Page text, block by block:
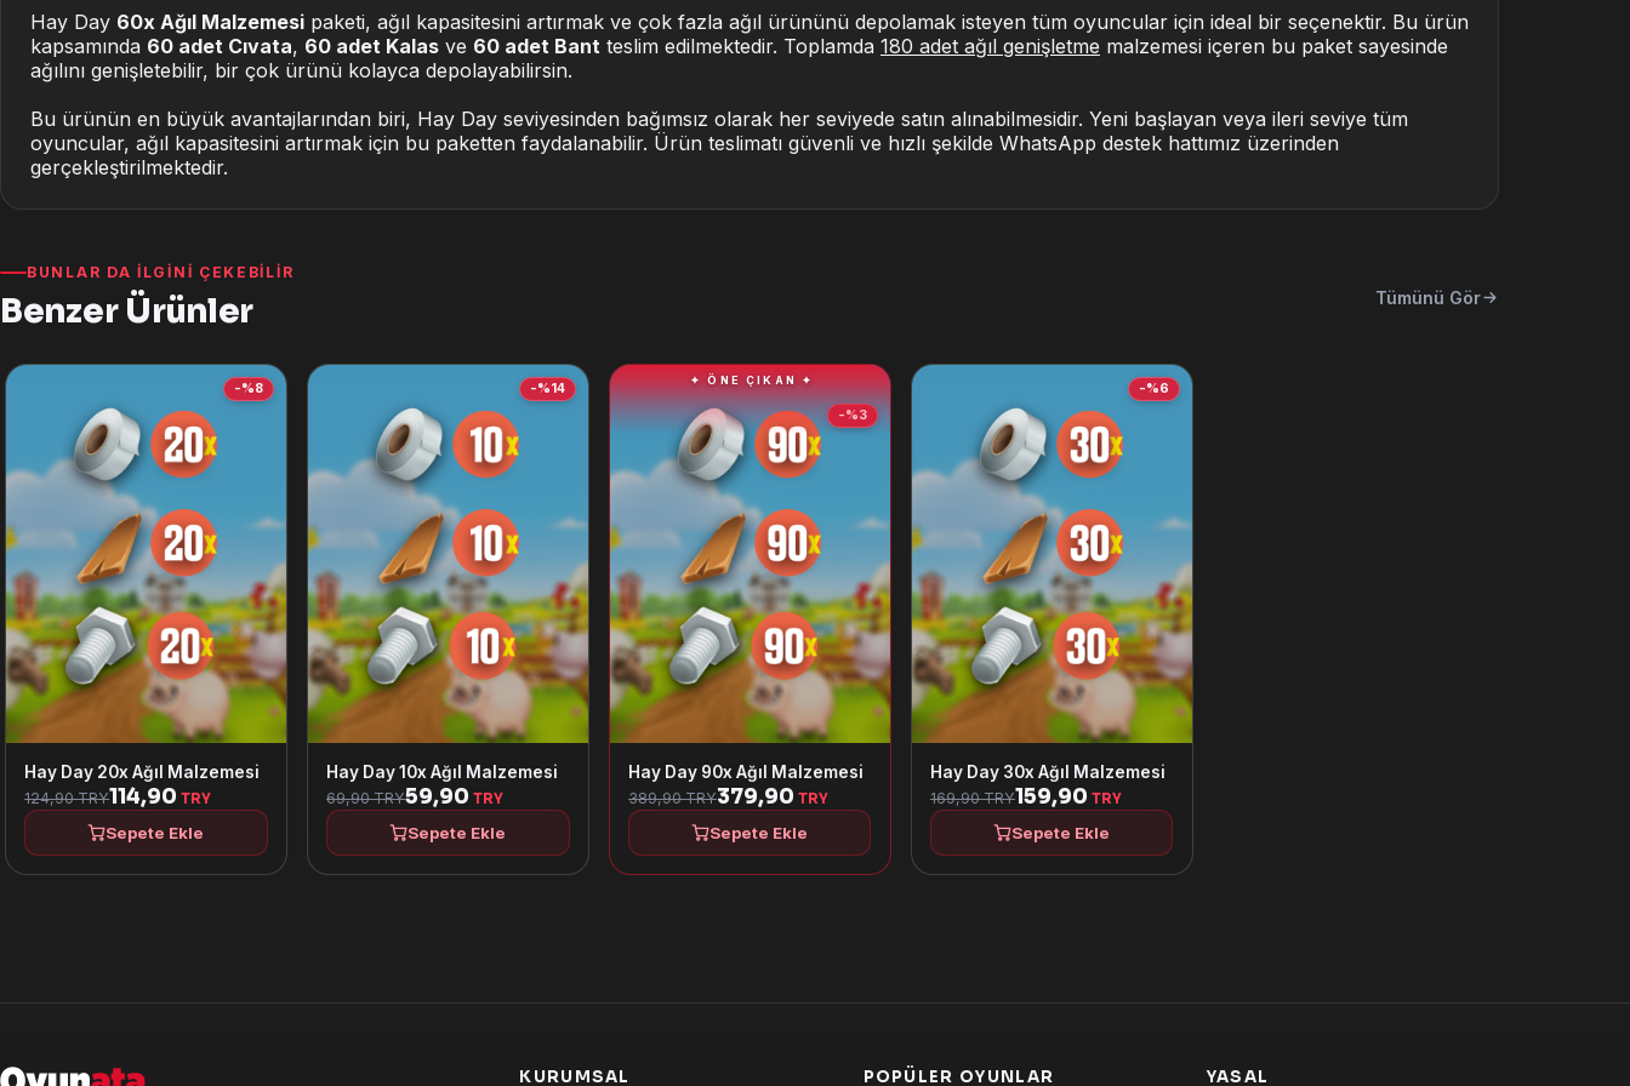
Hay Day 60x Ağıl Malzemesi paketi, ağıl kapasitesini artırmak ve çok fazla ağıl ürününü depolamak isteyen tüm oyuncular için ideal bir seçenektir. Bu ürün
kapsamında 60 adet Cıvata, 60 adet Kalas ve 60 adet Bant teslim edilmektedir. Toplamda 180 adet ağıl genişletme malzemesi içeren bu paket sayesinde
ağılını genişletebilir, bir çok ürünü kolayca depolayabilirsin.
Bu ürünün en büyük avantajlarından biri, Hay Day seviyesinden bağımsız olarak her seviyede satın alınabilmesidir. Yeni başlayan veya ileri seviye tüm
oyuncular, ağıl kapasitesini artırmak için bu paketten faydalanabilir. Ürün teslimatı güvenli ve hızlı şekilde WhatsApp destek hattımız üzerinden
gerçekleştirilmektedir.
BUNLAR DA İLGINI ÇEKEBILIR
Benzer Ürünler Tümünü Gör
-%8
Hay Day 20x Ağıl Malzemesi
124,90 TRY114,90TRY
Sepete Ekle
-%14
Hay Day 10x Ağıl Malzemesi
69,90 TRY59,90TRY
Sepete Ekle
-%3
✦ ÖNE ÇIKAN ✦
Hay Day 90x Ağıl Malzemesi
389,90 TRY379,90 TRY
Sepete Ekle
-%6
Hay Day 30x Ağıl Malzemesi
169,90 TRY159,90 TRY
Sepete Ekle
KURUMSAL POPÜLER OYUNLAR YASAL